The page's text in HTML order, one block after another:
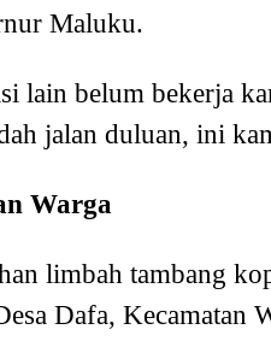
Maluku.
lain belum bekerja
jalan duluan, ini
Warga
limbah tambang
Dafa, Kecamatan